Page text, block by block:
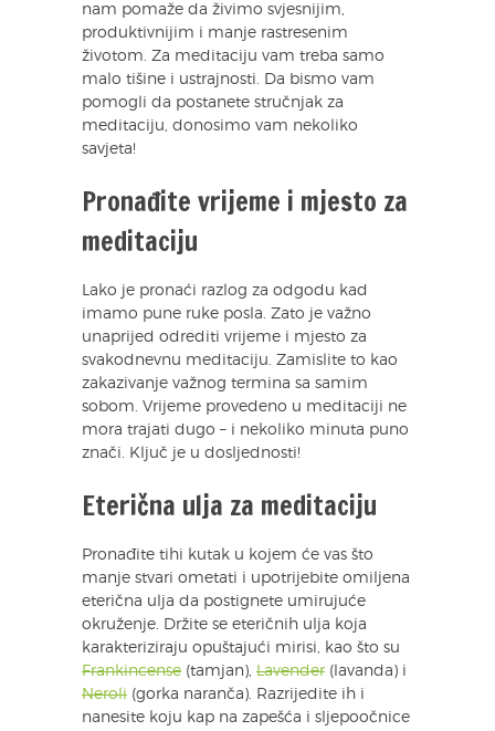
nam pomaže da živimo svjesnijim,
produktivnijim i manje rastresenim
životom. Za meditaciju vam treba samo
malo tišine i ustrajnosti. Da bismo vam
pomogli da postanete stručnjak za
meditaciju, donosimo vam nekoliko
savjeta!
Pronađite vrijeme i mjesto za
meditaciju
Lako je pronaći razlog za odgodu kad
imamo pune ruke posla. Zato je važno
unaprijed odrediti vrijeme i mjesto za
svakodnevnu meditaciju. Zamislite to kao
zakazivanje važnog termina sa samim
sobom. Vrijeme provedeno u meditaciji ne
mora trajati dugo – i nekoliko minuta puno
znači. Ključ je u dosljednosti!
Eterična ulja za meditaciju
Pronađite tihi kutak u kojem će vas što
manje stvari ometati i upotrijebite omiljena
eterična ulja da postignete umirujuće
okruženje. Držite se eteričnih ulja koja
karakteriziraju opuštajući mirisi, kao što su
Frankincense (tamjan), Lavender (lavanda) i
Neroli (gorka naranča). Razrijedite ih i
nanesite koju kap na zapešća i sljepoočnice